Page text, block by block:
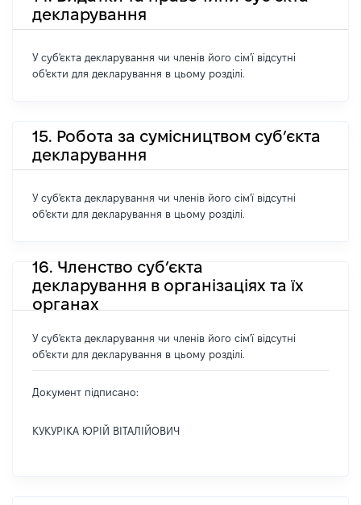
декларування
У суб'єкта декларування чи членів його сім'ї відсутні
об'єкти для декларування в цьому розділі.
15. Робота за сумісництвом суб’єкта
декларування
У суб'єкта декларування чи членів його сім'ї відсутні
об'єкти для декларування в цьому розділі.
16. Членство суб’єкта
декларування в організаціях та їх
органах
У суб'єкта декларування чи членів його сім'ї відсутні
об'єкти для декларування в цьому розділі.
Документ підписано:
КУКУРІКА ЮРІЙ ВІТАЛІЙОВИЧ